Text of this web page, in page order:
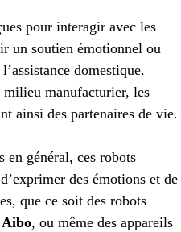
pour interagir avec les
un soutien émotionnel ou
domestique.
milieu manufacturier, les
ainsi des partenaires de vie.
en général, ces robots
des émotions et de
que ce soit des robots
Aibo, ou même des appareils